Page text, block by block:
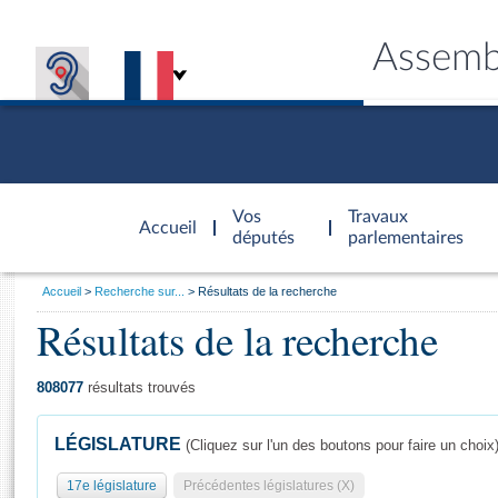
Accueil
d'accueil
Vos
députés
Travaux
parlementaires
Général
Vous
Accueil Recherche sur... Résultats de la recherche
Résultats de la recherche
808077 résultats trouvés
LÉGISLATURE (Cliquez sur l'un des boutons pour faire un choix)
17e législature Précédentes législatures (X)